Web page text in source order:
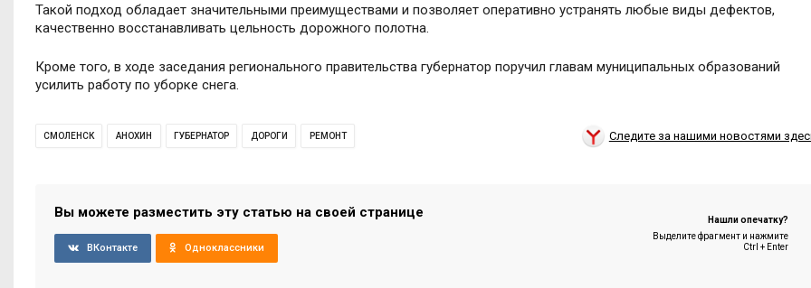
Такой подход обладает значительными преимуществами и позволяет оперативно устранять любые виды дефектов,
качественно восстанавливать цельность дорожного полотна.
Кроме того, в ходе заседания регионального правительства губернатор поручил главам муниципальных образований
усилить работу по уборке снега.
СМОЛЕНСК АНОХИН ГУБЕРНАТОР ДОРОГИ РЕМОНТ Следите за нашими новостями
Вы можете разместить эту статью на своей странице
ВКонтакте Одноклассники
Нашли опечатку?
Выделите фрагмент и нажмите
Ctrl + Enter